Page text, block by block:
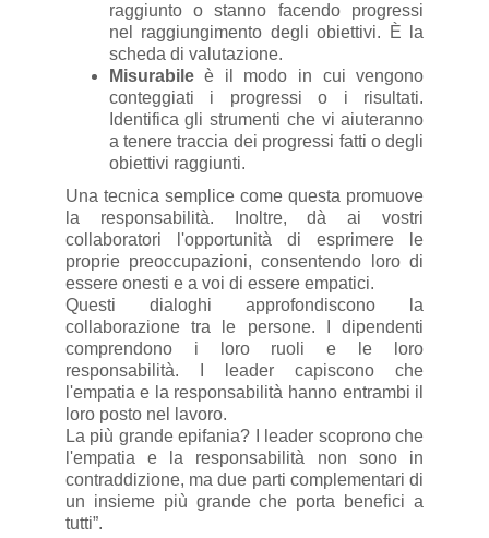
raggiunto o stanno facendo progressi
nel raggiungimento degli obiettivi. È la
scheda di valutazione.
Misurabileè il modo in cui vengono
conteggiati i progressi o i risultati.
Identifica gli strumenti che vi aiuteranno
a tenere traccia dei progressi fatti o degli
obiettivi raggiunti.
Una tecnica semplice come questa promuove
la responsabilità. Inoltre, dà ai vostri
collaboratori l'opportunità di esprimere le
proprie preoccupazioni, consentendo loro di
essere onesti e a voi di essere empatici.
Questi dialoghi approfondiscono la
collaborazione tra le persone. I dipendenti
comprendono i loro ruoli e le loro
responsabilità. I leader capiscono che
l'empatia e la responsabilità hanno entrambi il
loro posto nel lavoro.
La più grande epifania? I leader scoprono che
l'empatia e la responsabilità non sono in
contraddizione, ma due parti complementari di
un insieme più grande che porta benefici a
tutti”.